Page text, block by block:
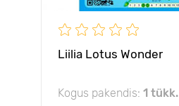
Liilia Lotus Wonder
Kogus pakendis: 1 tükk.